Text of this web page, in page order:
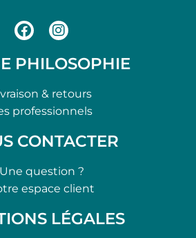
PHILOSOPHIE
& retours
professionnels
CONTACTER
Une question ?
espace client
LÉGALES